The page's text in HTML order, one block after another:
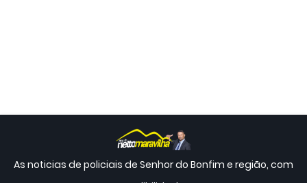
As noticias de policiais de Senhor do Bonfim e região, com